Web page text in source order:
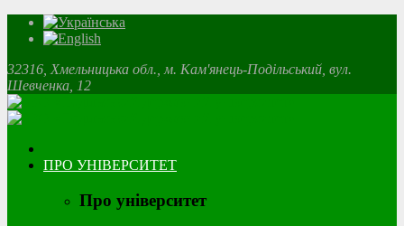
32316, Хмельницька обл., м. Кам'янець-Подільський, вул.
Шевченка, 12
ПРО УНІВЕРСИТЕТ
Про університет